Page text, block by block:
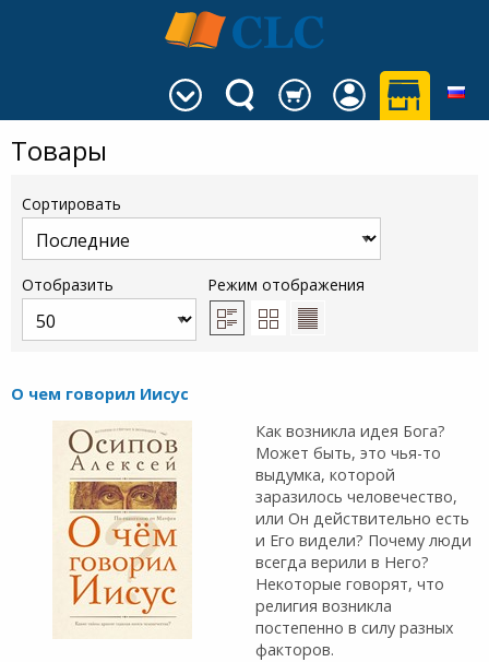
Товары
Сортировать
Отобразить Режим отображения
О чем говорил Иисус
Как возникла идея Бога?
Может быть, это чья-то
выдумка, которой
заразилось человечество,
или Он действительно есть
и Его видели? Почему люди
всегда верили в Него?
Некоторые говорят, что
религия возникла
постепенно в силу разных
факторов.